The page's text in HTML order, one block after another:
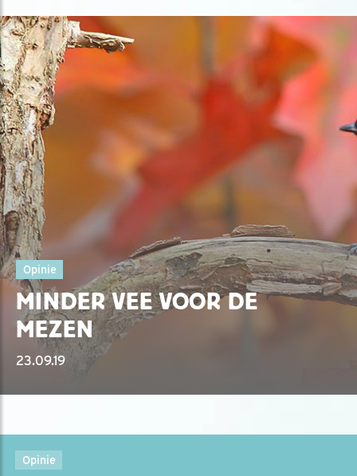
Opinie
MINDER VEE VOOR DE
MEZEN
23.09.19
Opinie